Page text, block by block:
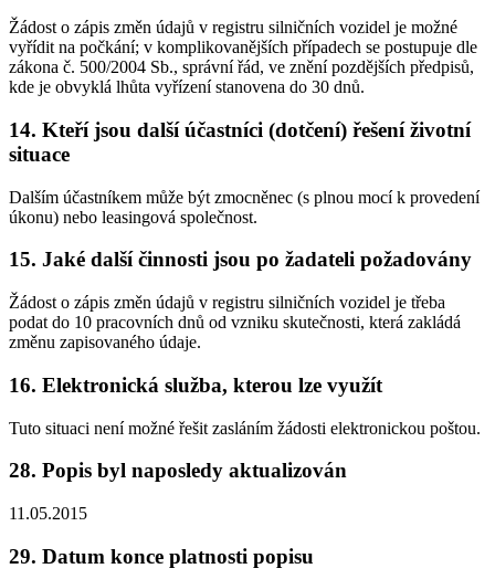
Žádost o zápis změn údajů v registru silničních vozidel je možné
vyřídit na počkání; v komplikovanějších případech se postupuje dle
zákona č. 500/2004 Sb., správní řád, ve znění pozdějších předpisů,
kde je obvyklá lhůta vyřízení stanovena do 30 dnů.
14. Kteří jsou další účastníci (dotčení) řešení životní
situace
Dalším účastníkem může být zmocněnec (s plnou mocí k provedení
úkonu) nebo leasingová společnost.
15. Jaké další činnosti jsou po žadateli požadovány
Žádost o zápis změn údajů v registru silničních vozidel je třeba
podat do 10 pracovních dnů od vzniku skutečnosti, která zakládá
změnu zapisovaného údaje.
16. Elektronická služba, kterou lze využít
Tuto situaci není možné řešit zasláním žádosti elektronickou poštou.
28. Popis byl naposledy aktualizován
11.05.2015
29. Datum konce platnosti popisu